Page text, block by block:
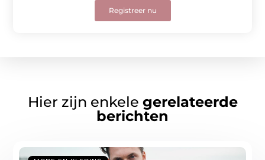
Registreer nu
Hier zijn enkele gerelateerde
berichten